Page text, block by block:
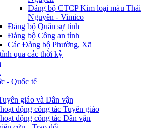
Đảng bộ CTCP Kim loại màu Thái
Nguyên - Vimico
Đảng bộ Quân sự tỉnh
Đảng bộ Công an tỉnh
Các Đảng bộ Phường, Xã
qua các thời kỳ
- Quốc tế
giáo và Dân vận
động công tác Tuyên giáo
động công tác Dân vận